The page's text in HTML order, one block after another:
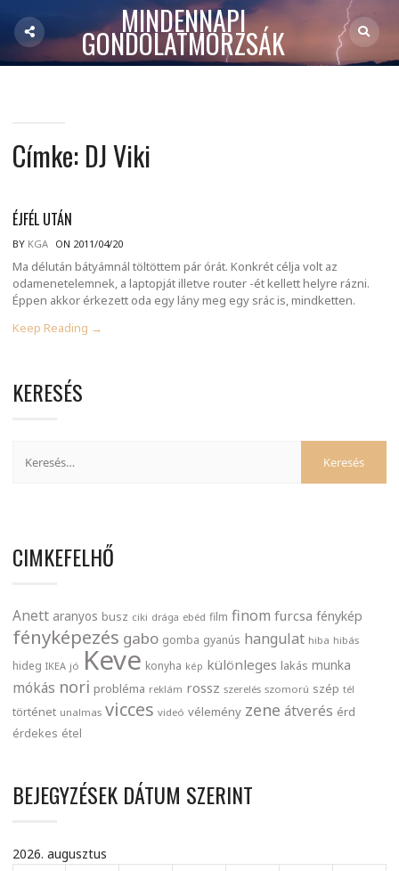
MINDENNAPI
GONDOLATMORZSÁK
Címke: DJ Viki
ÉJFÉL UTÁN
BY KGA ON 2011/04/20
Ma délután bátyámnál töltöttem pár órát. Konkrét célja volt az
odamenetelemnek, a laptopját illetve router -ét kellett helyre rázni.
Éppen akkor érkezett oda egy lány meg egy srác is, mindketten.
Keep Reading →
KERESÉS
CIMKEFELHŐ
Anett aranyos busz ciki drága ebéd film finom furcsa fénykép
fényképezés gabo gomba gyanús hangulat hiba hibás
hideg IKEA jó Keve konyha kép különleges lakás munka
mókás nori probléma reklám rossz szerelés szomorú szép tél
történet unalmas vicces videó vélemény zene átverés érd
érdekes étel
BEJEGYZÉSEK DÁTUM SZERINT
2026. augusztus